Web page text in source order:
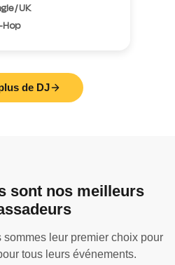
/ UK
Hop
de DJ
sont nos meilleurs
leur premier choix pour
tous leurs événements.